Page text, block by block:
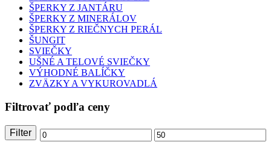
ŠPERKY Z JANTÁRU
ŠPERKY Z MINERÁLOV
ŠPERKY Z RIEČNYCH PERÁL
ŠUNGIT
SVIEČKY
UŠNÉ A TELOVÉ SVIEČKY
VÝHODNÉ BALÍČKY
ZVÄZKY A VYKUROVADLÁ
Filtrovať podľa ceny
Minimálna Maximálna
Filter